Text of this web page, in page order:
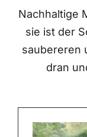
Nachhaltige
sie ist der
saubereren
dran